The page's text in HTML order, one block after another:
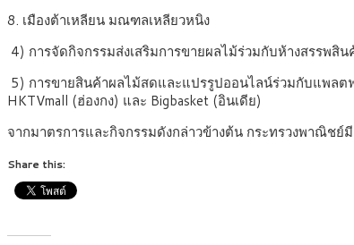
8. เมืองต้าเหลียน มณฑลเหลียวหนิง
4) การจัดกิจกรรมส่งเสริมการขายผลไม้ร่วมกับห้างสรรพสิ
5) การขายสินค้าผลไม้สดและแปรรูปออนไลน์ร่วมกับแพลต
HKTVmall (ฮ่องกง) และ Bigbasket (อินเดีย)
จากมาตรการและกิจกรรมดังกล่าวข้างต้น กระทรวงพาณิช
Share this: